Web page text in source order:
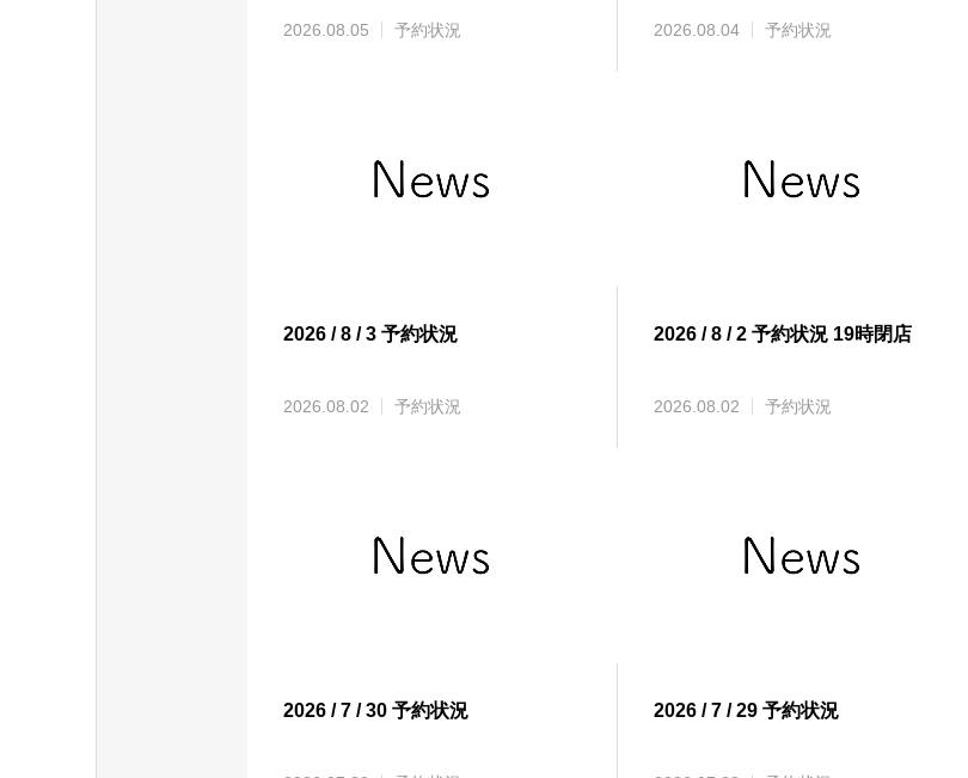
2026.08.05 予約状況 2026.08.04 予約状況
2026 / 8 / 3 予約状況
2026.08.02 予約状況
2026 / 8 / 2 予約状況 19時閉店
2026.08.02 予約状況
2026 / 7 / 30 予約状況 2026 / 7 / 29 予約状況